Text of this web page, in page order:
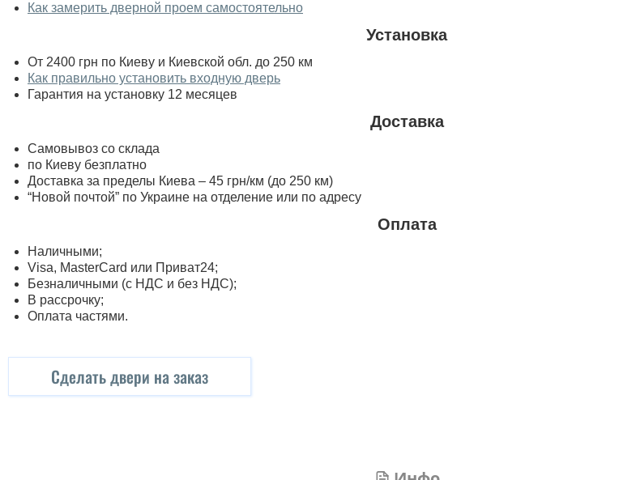
Как замерить дверной проем самостоятельно
Установка
От 2400 грн по Киеву и Киевской обл. до 250 км
Как правильно установить входную дверь
Гарантия на установку 12 месяцев
Доставка
Самовывоз со склада
по Киеву безплатно
Доставка за пределы Киева – 45 грн/км (до 250 км)
“Новой почтой” по Украине на отделение или по адресу
Оплата
Наличными;
Visa, MasterСard или Приват24;
Безналичными (с НДС и без НДС);
В рассрочку;
Оплата частями.
Сделать двери на заказ